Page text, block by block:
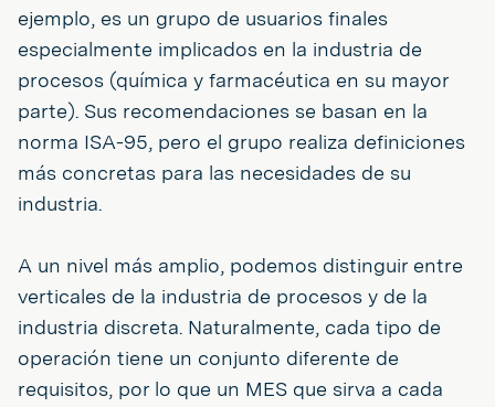
ejemplo, es un grupo de usuarios finales
especialmente implicados en la industria de
procesos (química y farmacéutica en su mayor
parte). Sus recomendaciones se basan en la
norma ISA-95, pero el grupo realiza definiciones
más concretas para las necesidades de su
industria.
A un nivel más amplio, podemos distinguir entre
verticales de la industria de procesos y de la
industria discreta. Naturalmente, cada tipo de
operación tiene un conjunto diferente de
requisitos, por lo que un MES que sirva a cada